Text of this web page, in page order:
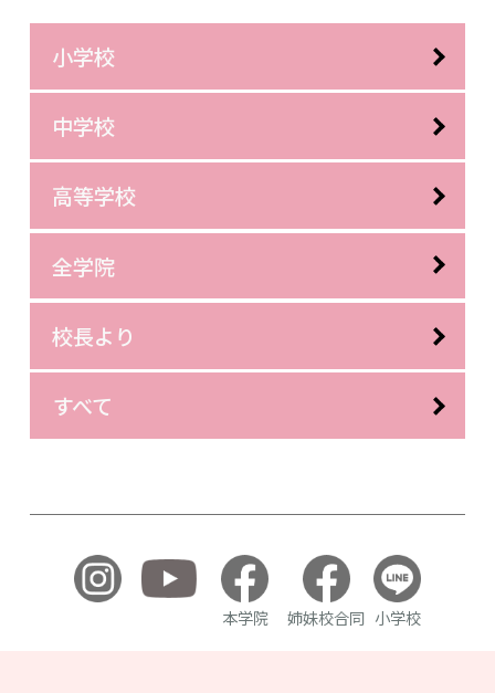
小学校
中学校
高等学校
全学院
校長より
すべて
本学院 姉妹校合同 小学校